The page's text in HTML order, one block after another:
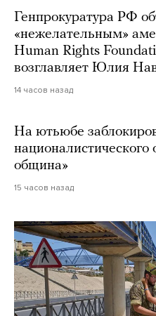
Генпрокуратура РФ
«нежелательным»
Human Rights
возглавляет Юлия
14 часов назад
На ютьюбе
националистического
община»
15 часов назад